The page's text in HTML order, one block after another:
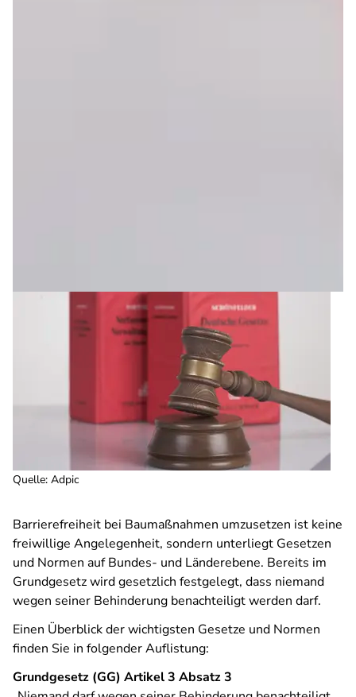
Quelle: Adpic
Barrierefreiheit bei Baumaßnahmen umzusetzen ist keine
freiwillige Angelegenheit, sondern unterliegt Gesetzen
und Normen auf Bundes- und Länderebene. Bereits im
Grundgesetz wird gesetzlich festgelegt, dass niemand
wegen seiner Behinderung benachteiligt werden darf.
Einen Überblick der wichtigsten Gesetze und Normen
finden Sie in folgender Auflistung:
Grundgesetz (GG) Artikel 3 Absatz 3